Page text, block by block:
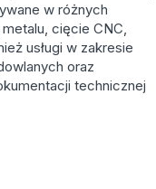
w różnych
cięcie CNC,
usługi w zakresie
oraz
technicznej